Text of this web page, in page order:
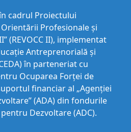
cadrul Proiectului
Profesionale și
(REVOCC II), implementat
Antreprenorială şi
în parteneriat cu
Ocuparea Forței de
financiar al „Agenției
(ADA) din fondurile
Dezvoltare (ADC).